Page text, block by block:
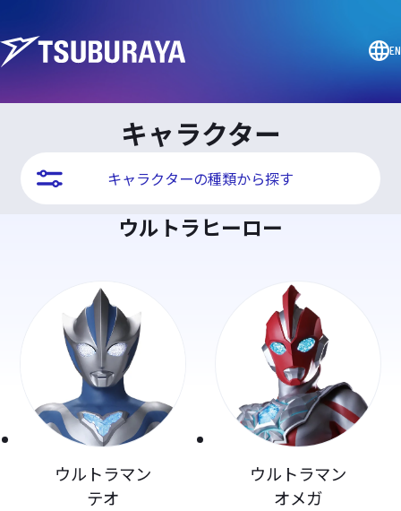
EN
キャラクター
キャラクターの種類から探す
ウルトラヒーロー
ウルトラマン
テオ
ウルトラマン
オメガ